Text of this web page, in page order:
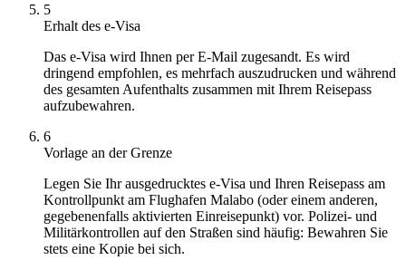
5
Erhalt des e-Visa
Das e-Visa wird Ihnen per E-Mail zugesandt. Es wird
dringend empfohlen, es mehrfach auszudrucken und während
des gesamten Aufenthalts zusammen mit Ihrem Reisepass
aufzubewahren.
6
Vorlage an der Grenze
Legen Sie Ihr ausgedrucktes e-Visa und Ihren Reisepass am
Kontrollpunkt am Flughafen Malabo (oder einem anderen,
gegebenenfalls aktivierten Einreisepunkt) vor. Polizei- und
Militärkontrollen auf den Straßen sind häufig: Bewahren Sie
stets eine Kopie bei sich.